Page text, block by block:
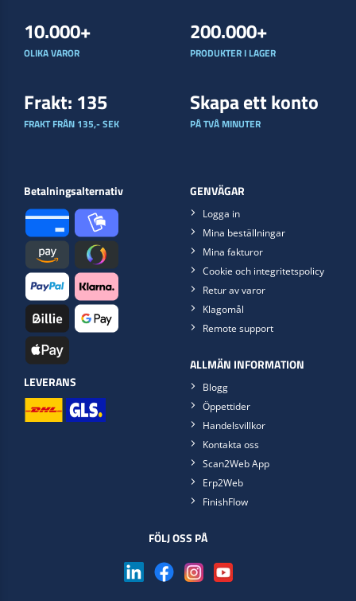
10.000+
OLIKA VAROR
200.000+
PRODUKTER I LAGER
Frakt: 135
FRAKT FRÅN 135,- SEK
Skapa ett konto
PÅ TVÅ MINUTER
Betalningsalternativ
LEVERANS
GENVÄGAR
Logga in
Mina beställningar
Mina fakturor
Cookie och integritetspolicy
Retur av varor
Klagomål
Remote support
ALLMÄN INFORMATION
Blogg
Öppettider
Handelsvillkor
Kontakta oss
Scan2Web App
Erp2Web
FinishFlow
FÖLJ OSS PÅ